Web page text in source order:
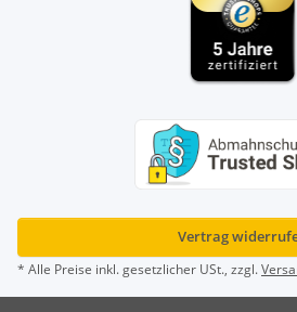
Vertrag
* Alle Preise inkl. gesetzlicher USt., zzgl.